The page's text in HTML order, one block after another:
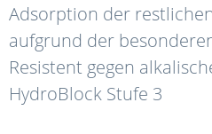
Adsorption der
aufgrund der
Resistent gegen
HydroBlock Stufe 3